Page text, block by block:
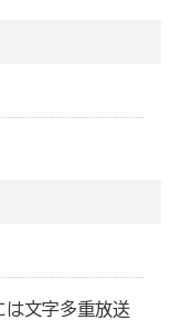
は文字多重放送